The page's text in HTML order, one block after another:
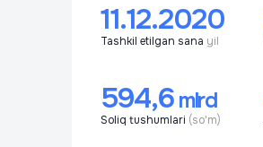
11.12.2020
Tashkil etilgan sana yil
594,6mlrd
Soliq tushumlari (so'm)